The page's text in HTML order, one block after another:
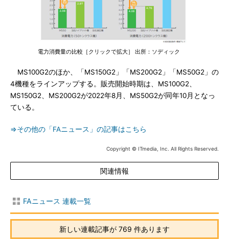
電力消費量の比較［クリックで拡大］ 出所：ソディック
MS100G2のほか、「MS150G2」「MS200G2」「MS50G2」の
4機種をラインアップする。販売開始時期は、MS100G2、
MS150G2、MS200G2が2022年8月、MS50G2が同年10月となっ
ている。
⇒その他の「FAニュース」の記事はこちら
Copyright © ITmedia, Inc. All Rights Reserved.
関連情報
FAニュース 連載一覧
新しい連載記事が 769 件あります